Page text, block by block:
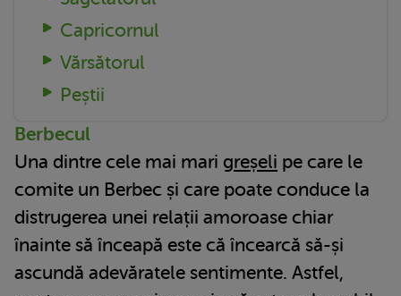
Capricornul
Vărsătorul
Peștii
Berbecul
Una dintre cele mai mari greșeli pe care le
comite un Berbec și care poate conduce la
distrugerea unei relații amoroase chiar
înainte să înceapă este că încearcă să-și
ascundă adevăratele sentimente. Astfel,